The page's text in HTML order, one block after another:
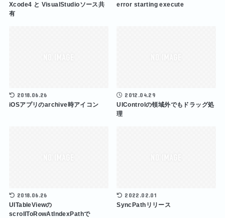
Xcode4 と VisualStudioソース共
有
error starting execute
2018.06.26
iOSアプリのarchive時アイコン
2012.04.29
UIControlの領域外でもドラッグ処
理
2018.06.26
UITableViewの
scrollToRowAtIndexPathで
2022.02.01
SyncPathリリース